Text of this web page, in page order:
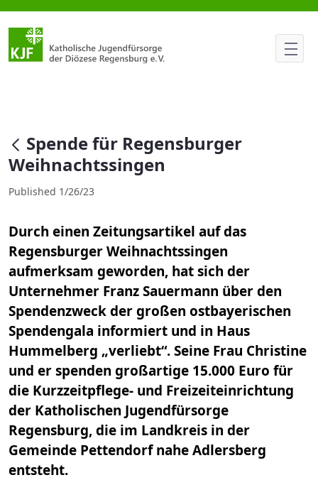
Spende für Regensburger
null
Spende für Regensburger
Weihnachtssingen
Published 1/26/23
Durch einen Zeitungsartikel auf das
Regensburger Weihnachtssingen
aufmerksam geworden, hat sich der
Unternehmer Franz Sauermann über den
Spendenzweck der großen ostbayerischen
Spendengala informiert und in Haus
Hummelberg „verliebt“. Seine Frau Christine
und er spenden großartige 15.000 Euro für
die Kurzzeitpflege- und Freizeiteinrichtung
der Katholischen Jugendfürsorge
Regensburg, die im Landkreis in der
Gemeinde Pettendorf nahe Adlersberg
entsteht.